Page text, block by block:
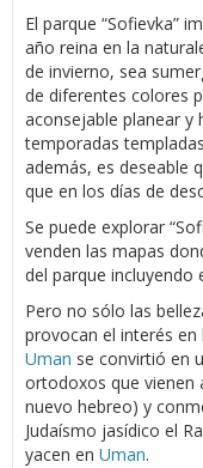
El parque “Sofievka”
año reina en la
de invierno, sea
de diferentes colores
aconsejable planear y
temporadas
además, es deseable
que en los días de
Se puede explorar
venden las mapas
del parque incluyendo
Pero no sólo las
provocan el interés
Uman se convirtió en
ortodoxos que vienen
nuevo hebreo) y
Judaísmo jasídico el
yacen en Uman.